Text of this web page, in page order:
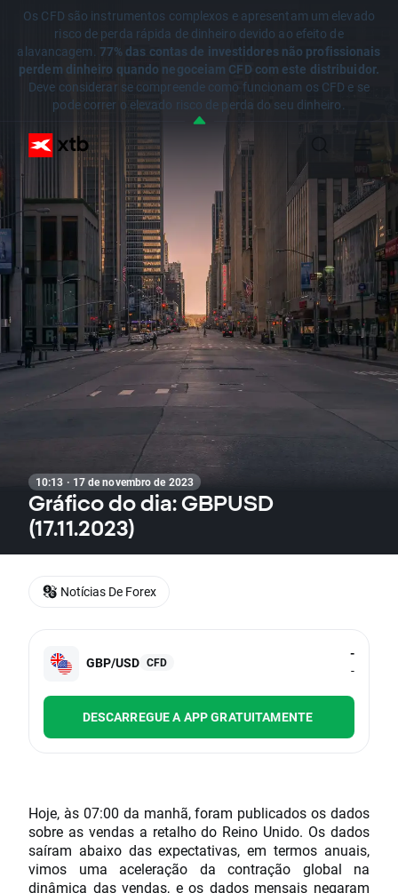
Os CFD são instrumentos complexos e apresentam um elevado
risco de perda rápida de dinheiro devido ao efeito de
alavancagem. 77% das contas de investidores não profissionais
perdem dinheiro quando negoceiam CFD com este distribuidor.
Deve considerar se compreende como funcionam os CFD e se
pode correr o elevado risco de perda do seu dinheiro.
10:13 · 17 de novembro de 2023
Gráfico do dia: GBPUSD
(17.11.2023)
GBP/USD CFD
-
-
DESCARREGUE A APP GRATUITAMENTE
Hoje, às 07:00 da manhã, foram publicados os dados
sobre as vendas a retalho do Reino Unido. Os dados
saíram abaixo das expectativas, em termos anuais,
vimos uma aceleração da contração global na
dinâmica das vendas, e os dados mensais negaram
Notícias De Forex